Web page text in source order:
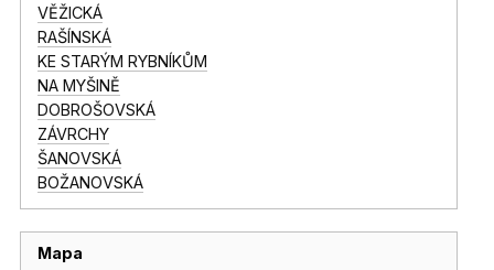
VĚŽICKÁ
RAŠÍNSKÁ
KE STARÝM RYBNÍKŮM
NA MYŠINĚ
DOBROŠOVSKÁ
ZÁVRCHY
ŠANOVSKÁ
BOŽANOVSKÁ
Mapa